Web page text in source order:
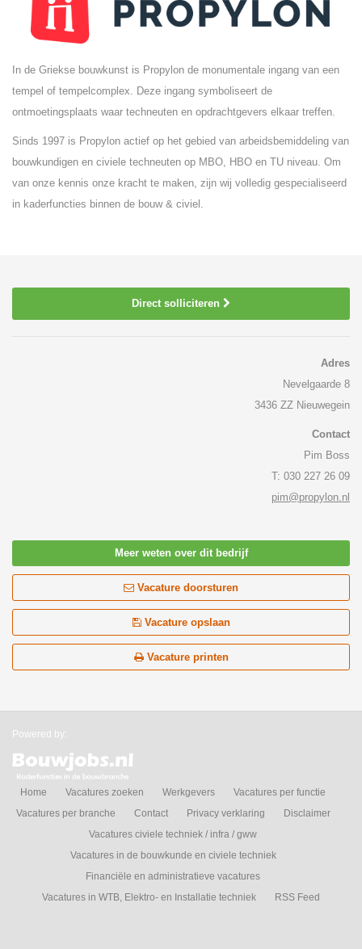
In de Griekse bouwkunst is Propylon de monumentale ingang van een
tempel of tempelcomplex. Deze ingang symboliseert de
ontmoetingsplaats waar techneuten en opdrachtgevers elkaar treffen.
Sinds 1997 is Propylon actief op het gebied van arbeidsbemiddeling van
bouwkundigen en civiele techneuten op MBO, HBO en TU niveau. Om
van onze kennis onze kracht te maken, zijn wij volledig gespecialiseerd
in kaderfuncties binnen de bouw & civiel.
Direct solliciteren
Adres
Nevelgaarde 8
3436 ZZ Nieuwegein
Contact
Pim Boss
T: 030 227 26 09
pim@propylon.nl
Meer weten over dit bedrijf
Vacature doorsturen
Vacature opslaan
Vacature printen
Powered by:
Home Vacatures zoeken Werkgevers
Vacatures per functie
Vacatures per branche
Contact Privacy verklaring
Disclaimer
Vacatures civiele techniek / infra / gww
Vacatures in de bouwkunde en civiele techniek
Financiële en administratieve vacatures
Vacatures in WTB, Elektro- en Installatie techniek
RSS Feed